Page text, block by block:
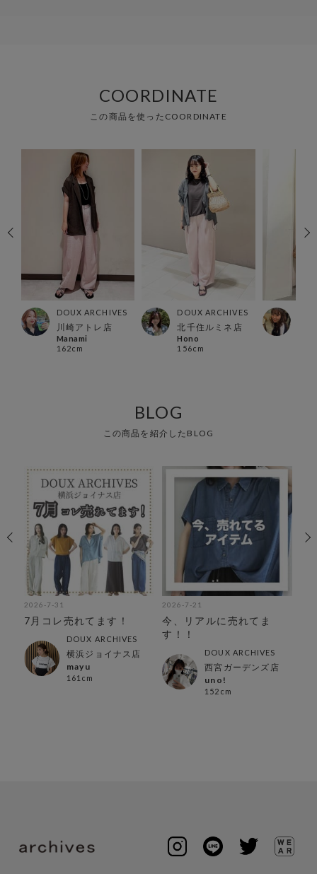
COORDINATE
この商品を使ったCOORDINATE
DOUX ARCHIVES
川崎アトレ店
Manami
162cm
DOUX ARCHIVES
北千住ルミネ店
Hono
156cm
BLOG
この商品を紹介したBLOG
2026-7-31
7月コレ売れてます！
DOUX ARCHIVES
横浜ジョイナス店
mayu
161cm
2026-7-21
今、リアルに売れてま
す！！
DOUX ARCHIVES
西宮ガーデンズ店
uno!
152cm